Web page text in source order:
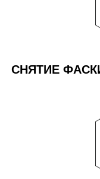
СНЯТИЕ